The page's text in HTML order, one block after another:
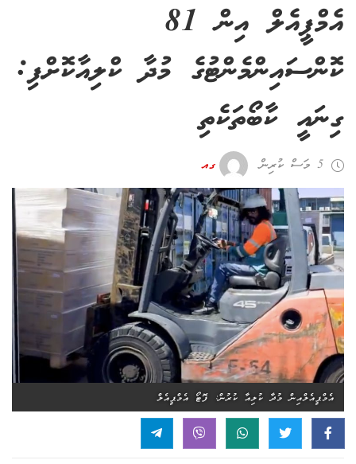
އެމްޕީއެލް އިން 81
ކޮންސައިންމެންޓުގެ މުދާ ކްލިއާކޮށްފި:
ގިނައީ ކާބޯތަކެތި
5 މަސް ކުރިން ގއ
އެމްޕީއެލްއިން މުދާ ކުލިއާ ކުރުން: ފޮޓޯ އެމްޕީއެލް